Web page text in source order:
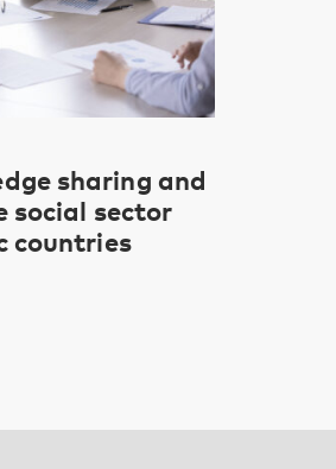
sharing and
social sector
countries